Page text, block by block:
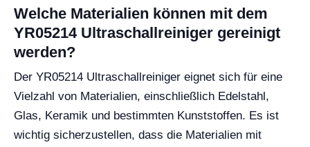
Welche Materialien können mit dem
YR05214 Ultraschallreiniger gereinigt
werden?
Der YR05214 Ultraschallreiniger eignet sich für eine
Vielzahl von Materialien, einschließlich Edelstahl,
Glas, Keramik und bestimmten Kunststoffen. Es ist
wichtig sicherzustellen, dass die Materialien mit